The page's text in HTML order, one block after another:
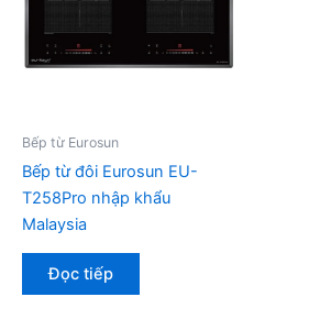
Bếp từ Eurosun
Bếp từ đôi Eurosun EU-
T258Pro nhập khẩu
Malaysia
Đọc tiếp